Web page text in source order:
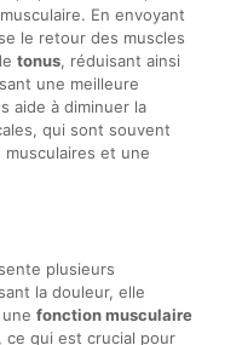
En envoyant
le retour des muscles
tonus, réduisant ainsi
une meilleure
aide à diminuer la
qui sont souvent
et une
plusieurs
la douleur, elle
fonction musculaire
ce qui est crucial pour